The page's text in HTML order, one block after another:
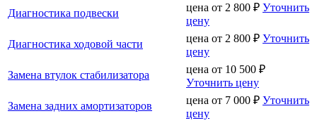
Диагностика подвески
цена от 2 800 ₽ Уточнить
цену
Диагностика ходовой части
цена от 2 800 ₽ Уточнить
цену
Замена втулок стабилизатора
цена от 10 500 ₽
Уточнить цену
Замена задних амортизаторов
цена от 7 000 ₽ Уточнить
цену